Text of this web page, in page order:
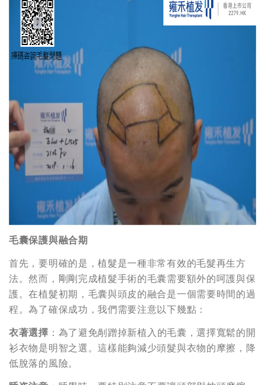
毛囊保護與融合期
首先，要明確的是，植髮是一種非常有效的毛髮再生方
法。然而，剛剛完成植髮手術的毛囊需要額外的呵護與保
護。在植髮初期，毛囊與頭皮的融合是一個需要時間的過
程。為了確保成功，我們需要注意以下幾點：
衣著選擇 ：為了避免剮蹭掉新植入的毛囊，選擇寬鬆的開
衫衣物是明智之選。這樣能夠減少頭髮與衣物的摩擦，降
低脫落的風險。